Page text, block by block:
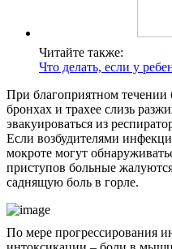
Читайте также:
Что делать, если у
При благоприятном течении
бронхах и трахее слизь
эвакуироваться из
Если возбудителями
мокроте могут
приступов больные
саднящую боль в горле.
По мере прогрессирования